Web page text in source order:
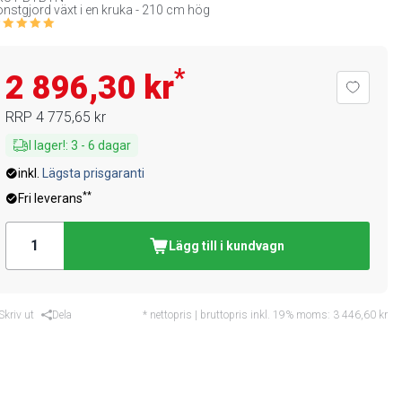
växt i en kruka - 210 cm hög
2 896,30 kr*
RRP 4 775,65 kr
I lager!: 3 - 6 dagar
inkl.
Lägsta prisgaranti
Fri leverans**
Lägg till i kundvagn
ut Dela * nettopris | bruttopris inkl. 19% moms: 3 446,60 kr